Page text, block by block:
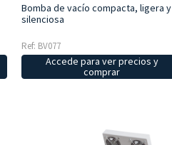
Bomba de vacío compacta, ligera y
silenciosa
Ref: BV077
Accede para ver precios y
comprar